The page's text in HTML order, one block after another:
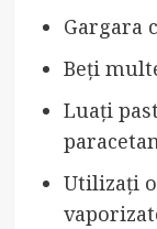
Gargara
Beți
Luați
Utilizați